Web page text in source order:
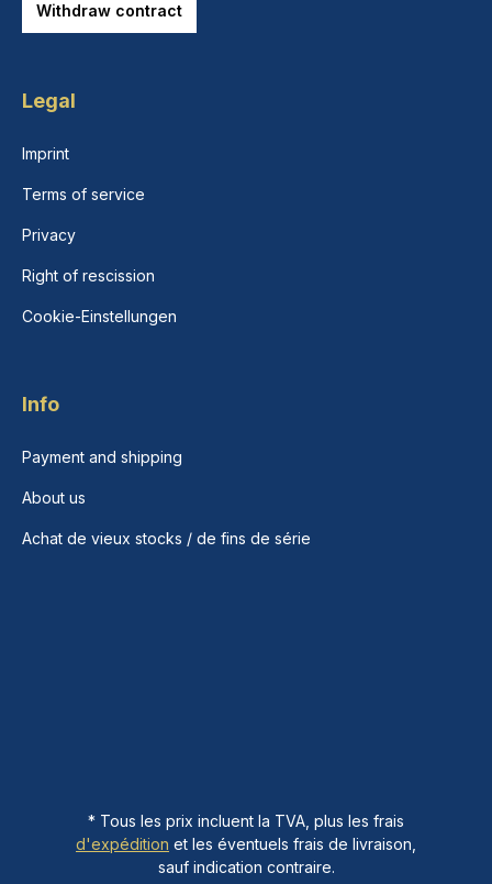
Withdraw contract
Legal
Imprint
Terms of service
Privacy
Right of rescission
Cookie-Einstellungen
Info
Payment and shipping
About us
Achat de vieux stocks / de fins de série
* Tous les prix incluent la TVA, plus les frais
d'expédition et les éventuels frais de livraison,
sauf indication contraire.